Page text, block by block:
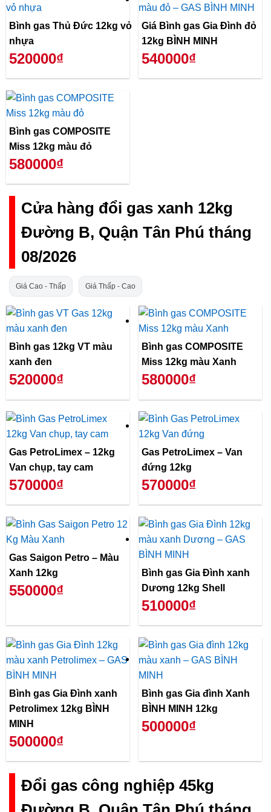
Bình gas Thủ Đức 12kg vỏ
nhựa
520000₫
Giá Bình gas Gia Đình đỏ
12kg BÌNH MINH
540000₫
Bình gas COMPOSITE
Miss 12kg màu đỏ
580000₫
Cửa hàng đổi gas xanh 12kg
Đường B, Quận Tân Phú tháng
08/2026
Giá Cao - Thấp Giá Thấp - Cao
Bình gas 12kg VT màu
xanh đen
520000₫
Bình gas COMPOSITE
Miss 12kg màu Xanh
580000₫
Gas PetroLimex – 12kg
Van chụp, tay cam
570000₫
Gas PetroLimex – Van
đứng 12kg
570000₫
Gas Saigon Petro – Màu
Xanh 12kg
550000₫
Bình gas Gia Đình xanh
Dương 12kg Shell
510000₫
Bình gas Gia Đình xanh
Petrolimex 12kg BÌNH
MINH
500000₫
Bình gas Gia đình Xanh
BÌNH MINH 12kg
500000₫
Đổi gas công nghiệp 45kg